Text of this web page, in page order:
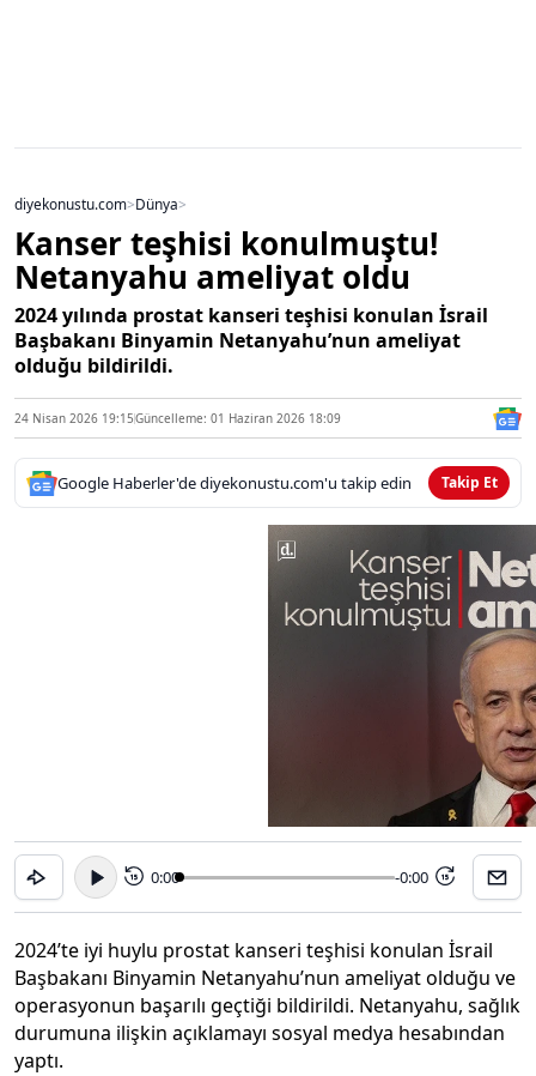
diyekonustu.com>Dünya>
Kanser teşhisi konulmuştu!
Netanyahu ameliyat oldu
2024 yılında prostat kanseri teşhisi konulan İsrail
Başbakanı Binyamin Netanyahu’nun ameliyat
olduğu bildirildi.
24 Nisan 2026 19:15Güncelleme: 01 Haziran 2026 18:09
Google Haberler'de diyekonustu.com'u takip edin Takip Et
15 0:00 -0:00 15
2024’te iyi huylu prostat kanseri teşhisi konulan İsrail
Başbakanı Binyamin Netanyahu’nun ameliyat olduğu ve
operasyonun başarılı geçtiği bildirildi. Netanyahu, sağlık
durumuna ilişkin açıklamayı sosyal medya hesabından
yaptı.